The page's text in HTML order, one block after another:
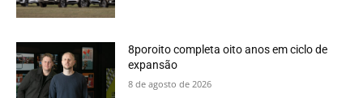
8poroito completa oito anos em ciclo de
expansão
8 de agosto de 2026